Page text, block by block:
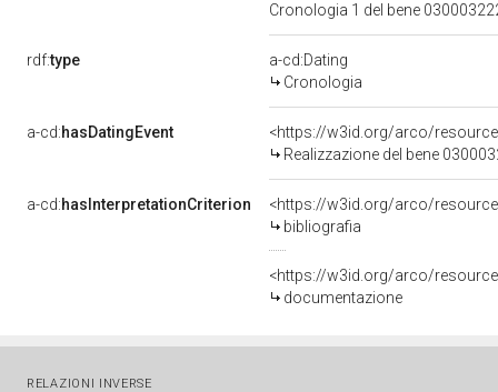
Cronologia 1 del bene
rdf:type
a-cd:Dating
Cronologia
a-cd:hasDatingEvent
<https://w3id.org/arco/
Realizzazione del bene
a-cd:hasInterpretationCriterion
<https://w3id.org/arco/
bibliografia
<https://w3id.org/arco/
documentazione
RELAZIONI INVERSE